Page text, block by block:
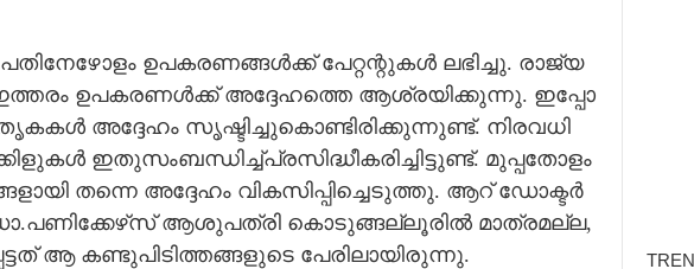
ഉ​പ​ക​ര​ണ​ങ്ങ​ൾ​ക്ക് പേ​റ്റ​ന്റു​ക​ൾ​ ല​ഭി​ച്ചു​. രാ​ജ്യ​
ഉ​പ​ക​ര​ണ​ൾ​ക്ക് അ​ദ്ദേ​ഹ​ത്തെ​ ആ​ശ്ര​യി​ക്കു​ന്നു​. ഇ​പ്പോ​
അ​ദ്ദേ​ഹം​ സൃ​ഷ്ടി​ച്ചു​കൊ​ണ്ടി​രി​ക്കു​ന്നു​ണ്ട്. നി​ര​വ​ധി​
ഇ​തു​സം​ബ​ന്ധി​ച്ച്പ്ര​സി​ദ്ധീ​ക​രി​ച്ചി​ട്ടു​ണ്ട്. മു​പ്പ​തോ​ളം​
ത​ന്നെ​ അ​ദ്ദേ​ഹം​ വി​ക​സി​പ്പി​ച്ചെ​ടു​ത്തു​. ആ​റ് ഡോ​ക്ട​ർ​
ആ​ശു​പ​ത്രി​ കൊ​ടു​ങ്ങ​ല്ലൂ​രി​ൽ​ മാ​ത്ര​മ​ല്ല​,​
ആ​ ക​ണ്ടു​പി​ടി​ത്ത​ങ്ങ​ളു​ടെ​ പേ​രി​ലാ​യി​രു​ന്നു​.